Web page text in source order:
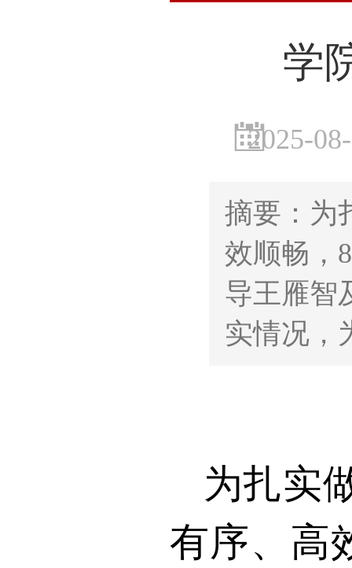
学
2025-
摘要：为
效顺畅，
导王雁智
实情况，
为扎实
有序、高